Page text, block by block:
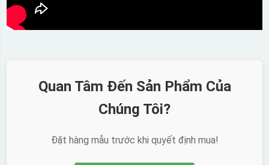
Quan Tâm Đến Sản Phẩm Của
Chúng Tôi?
Đặt hàng mẫu trước khi quyết định mua!